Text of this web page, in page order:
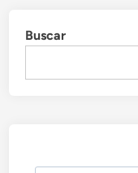
Buscar